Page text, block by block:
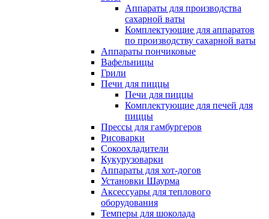
Аппараты для производства
сахарной ваты
Комплектующие для аппаратов
по производству сахарной ваты
Аппараты пончиковые
Вафельницы
Грили
Печи для пиццы
Печи для пиццы
Комплектующие для печей для
пиццы
Прессы для гамбургеров
Рисоварки
Сокоохладители
Кукурузоварки
Аппараты для хот-догов
Установки Шаурма
Аксессуары для теплового
оборудования
Темперы для шоколада